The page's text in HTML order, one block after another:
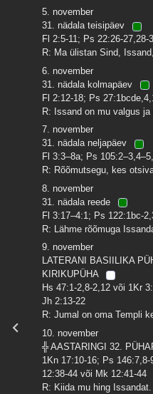
5. november
31. nädala teisipäev
Fl 2:5-11; Ps 22:26-27,28-
R: Ma ülistan Sind,
6. november
31. nädala kolmapäev
Fl 2:12-18; Ps
R: Issand on mu valgus ja
7. november
31. nädala neljapäev
Fl 3:3–8a; Ps
R: Rõõmutsegu, kes
8. november
31. nädala reede
Fl 3:17–4:1; Ps 122:1bc-
R: Lähme rõõmuga
9. november
LATERANI BASIILIKA
KIRIKUPÜHA
Hs 47:1-2,8-2,12 või 1Kr
Jh 2:13-22
R: Jumal on oma Templi
10. november
╬ AASTARINGI 32.
1Kn 17:10-16; Ps
12:38-44 või Mk 12:41-44
R: Kiida mu hing Issandat.